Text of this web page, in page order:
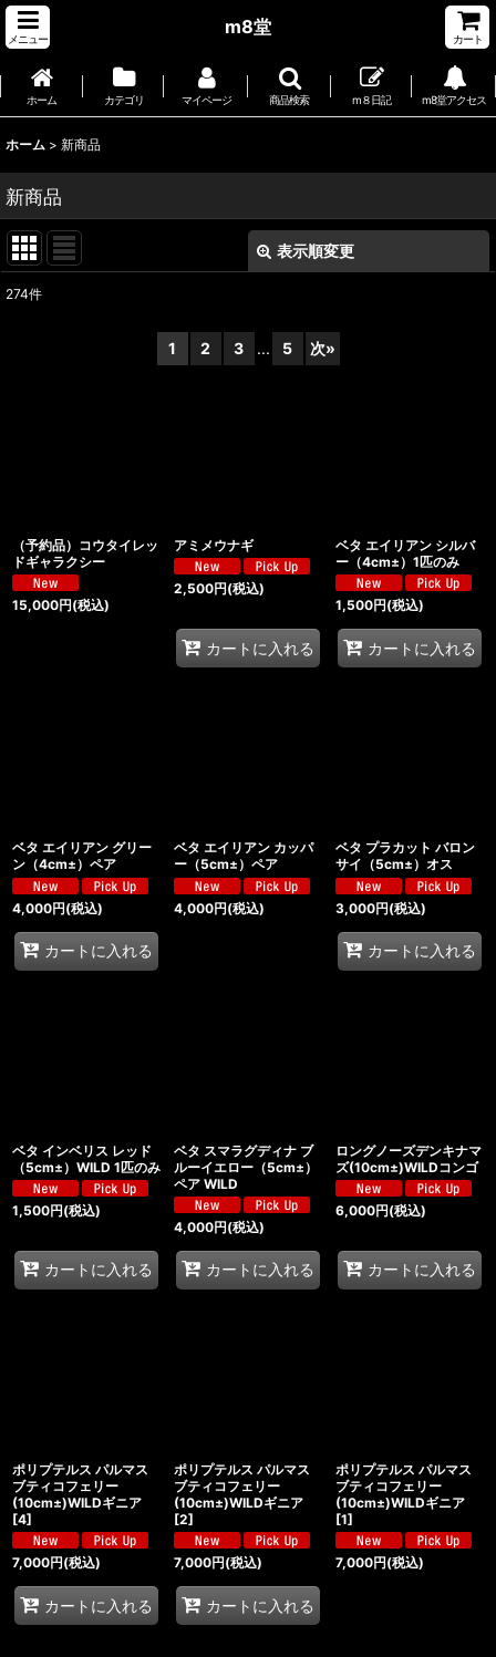
メニュー
m8堂
カート
ホーム カテゴリ マイページ 商品検索 m８日記 m8堂アクセス
ホーム > 新商品
新商品
表示順変更
274件
1 2 3 ... 5 次»
（予約品）コウタイレッ
ドギャラクシー
15,000円(税込)
アミメウナギ
2,500円(税込)
カートに入れる
ベタ エイリアン シルバ
ー（4cm±）1匹のみ
1,500円(税込)
カートに入れる
ベタ エイリアン グリー
ン（4cm±）ペア
4,000円(税込)
カートに入れる
ベタ エイリアン カッパ
ー（5cm±）ペア
4,000円(税込)
ベタ プラカット バロン
サイ（5cm±）オス
3,000円(税込)
カートに入れる
ベタ インベリス レッド
（5cm±）WILD 1匹のみ
1,500円(税込)
カートに入れる
ベタ スマラグディナ ブ
ルーイエロー（5cm±）
ペア WILD
4,000円(税込)
カートに入れる
ロングノーズデンキナマ
ズ(10cm±)WILDコンゴ
6,000円(税込)
カートに入れる
ポリプテルス パルマス
ブティコフェリー
(10cm±)WILDギニア
[4]
7,000円(税込)
カートに入れる
ポリプテルス パルマス
ブティコフェリー
(10cm±)WILDギニア
[2]
7,000円(税込)
カートに入れる
ポリプテルス パルマス
ブティコフェリー
(10cm±)WILDギニア
[1]
7,000円(税込)